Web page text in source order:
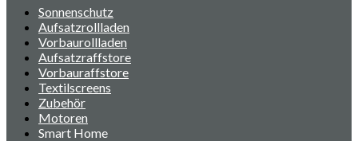
Sonnenschutz
Aufsatzrollladen
Vorbaurollladen
Aufsatzraffstore
Vorbauraffstore
Textilscreens
Zubehör
Motoren
Smart Home